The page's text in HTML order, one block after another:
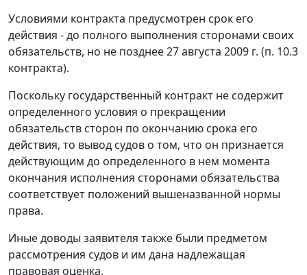
Условиями контракта предусмотрен срок его
действия - до полного выполнения сторонами своих
обязательств, но не позднее 27 августа 2009 г. (п. 10.3
контракта).
Поскольку государственный контракт не содержит
определенного условия о прекращении
обязательств сторон по окончанию срока его
действия, то вывод судов о том, что он признается
действующим до определенного в нем момента
окончания исполнения сторонами обязательства
соответствует положений вышеназванной нормы
права.
Иные доводы заявителя также были предметом
рассмотрения судов и им дана надлежащая
правовая оценка.